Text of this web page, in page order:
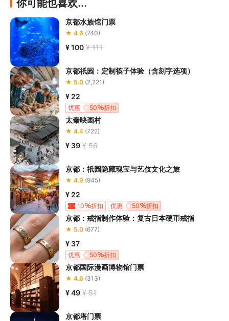
你可能也喜欢...
京都水族馆门票
★ 4.6 (740)
¥ 100 ¥ 111
京都祇园：定制筷子体验（含刻字选项）
★ 5.0 (2,221)
¥ 22
50 折扣
优惠
太秦映画村
★ 4.4 (722)
¥ 39 ¥ 56
京都：祇园隐藏瑰宝与艺伎文化之旅
★ 4.9 (945)
¥ 22
10 折扣 50 折扣
优惠
京都：戒指制作体验：复古日本硬币戒指
★ 5.0 (677)
¥ 37
50 折扣
优惠
京都国际漫画博物馆门票
★ 4.6 (313)
¥ 49 ¥ 51
京都塔门票